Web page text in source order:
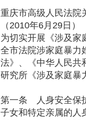
重庆市高级人民法院
（ 2010年6月 29日）
为切实开展《涉及家
全市法院涉家庭暴力
法》、《中华人民共
研究所《涉及家庭暴
第一条 人身安全保
子女和特定亲属的人